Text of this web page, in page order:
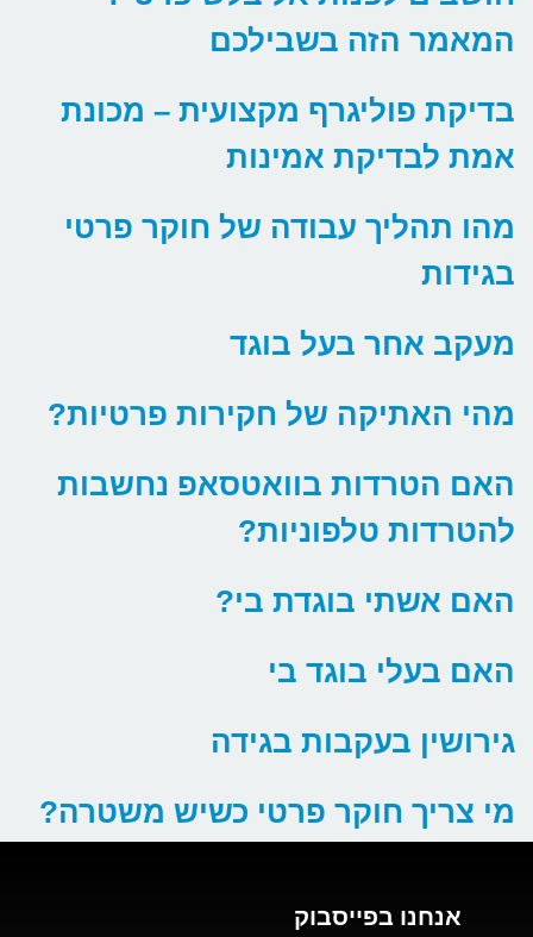
המאמר הזה בשבילכם
בדיקת פוליגרף מקצועית – מכונת
אמת לבדיקת אמינות
מהו תהליך עבודה של חוקר פרטי
בגידות
מעקב אחר בעל בוגד
מהי האתיקה של חקירות פרטיות?
האם הטרדות בוואטסאפ נחשבות
להטרדות טלפוניות?
האם אשתי בוגדת בי?
האם בעלי בוגד בי
גירושין בעקבות בגידה
מי צריך חוקר פרטי כשיש משטרה?
אנחנו בפייסבוק